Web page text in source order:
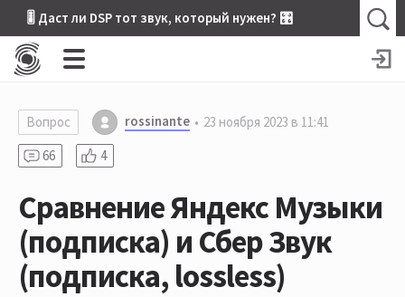
🎚 Даст ли DSP тот звук, который нужен? 🎛
Вопрос rossinante
23 ноября 2023 в 11:41
66
4
Сравнение Яндекс Музыки
(подписка) и Сбер Звук
(подписка, lossless)